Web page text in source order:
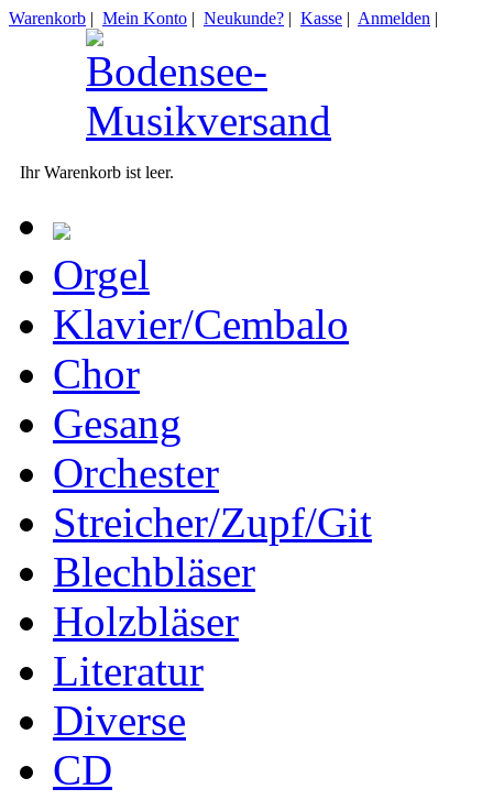
Warenkorb | Mein Konto | Neukunde? | Kasse | Anmelden |
Ihr Warenkorb ist leer.
Orgel
Klavier/Cembalo
Chor
Gesang
Orchester
Streicher/Zupf/Git
Blechbläser
Holzbläser
Literatur
Diverse
CD